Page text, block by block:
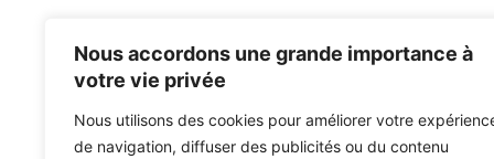
Nous accordons une grande importance à
votre vie privée
Nous utilisons des cookies pour améliorer votre
de navigation, diffuser des publicités ou du contenu